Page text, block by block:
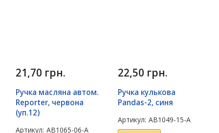
21,70 грн.
Ручка масляна автом.
Reporter, червона
(уп.12)
Артикул: AB1065-06-A
22,50 грн.
Ручка кулькова
Pandas-2, синя
Артикул: AB1049-15-A